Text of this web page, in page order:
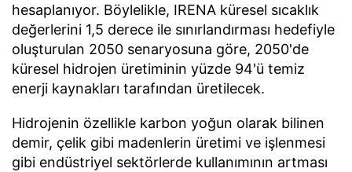
hesaplanıyor. Böylelikle, IRENA küresel sıcaklık
değerlerini 1,5 derece ile sınırlandırması hedefiyle
oluşturulan 2050 senaryosuna göre, 2050'de
küresel hidrojen üretiminin yüzde 94'ü temiz
enerji kaynakları tarafından üretilecek.
Hidrojenin özellikle karbon yoğun olarak bilinen
demir, çelik gibi madenlerin üretimi ve işlenmesi
gibi endüstriyel sektörlerde kullanımının artması